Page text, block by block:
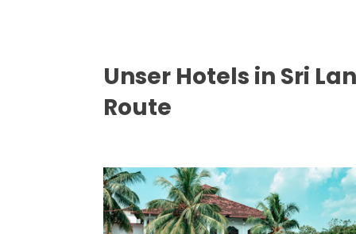
Unser Hotels in Sri
Route